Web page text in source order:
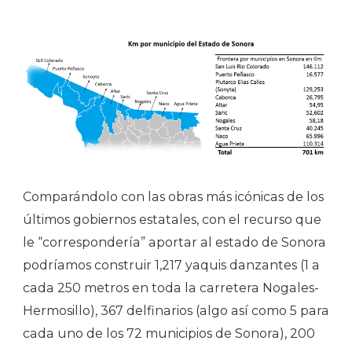
Comparándolo con las obras más icónicas de los
últimos gobiernos estatales, con el recurso que
le “correspondería” aportar al estado de Sonora
podríamos construir 1,217 yaquis danzantes (1 a
cada 250 metros en toda la carretera Nogales-
Hermosillo), 367 delfinarios (algo así como 5 para
cada uno de los 72 municipios de Sonora), 200